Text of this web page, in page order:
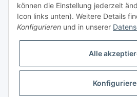
Vertrag
* Alle Preise zzgl. gesetzlicher USt., zzgl.Versand
können die Einstellung jederzeit
Icon links unten). Weitere Details
Konfigurieren und in unserer
Alle